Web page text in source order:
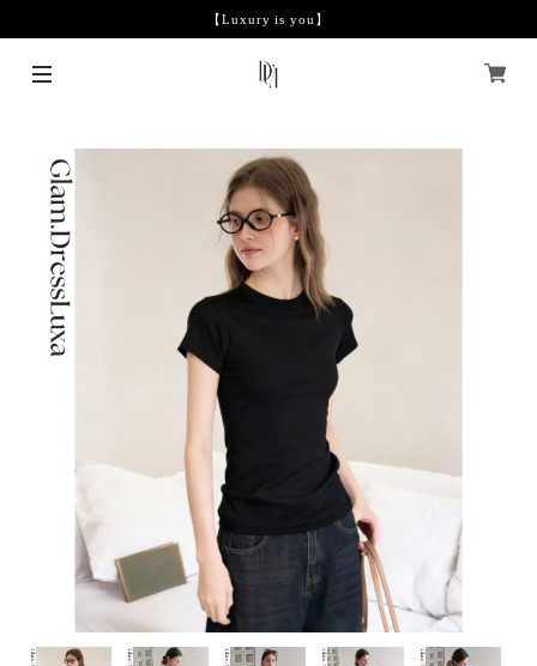
【Luxury is you】